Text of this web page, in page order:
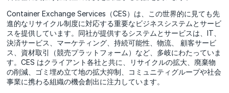
Container Exchange Services（CES）は、この世界的に見ても先
進的なリサイクル制度に対応する重要なビジネスシステムとサービ
スを提供しています。同社が提供するシステムとサービスは、IT、
決済サービス、マーケティング、持続可能性、物流、 顧客サービ
ス、資材取引（競売プラットフォーム）など、多岐にわたっていま
す。CES はクライアント各社と共に、リサイクルの拡大、廃棄物
の削減、ゴミ埋め立て地の拡大抑制、コミュニティグループや社会
事業に携わる組織の機会創出に注力しています。